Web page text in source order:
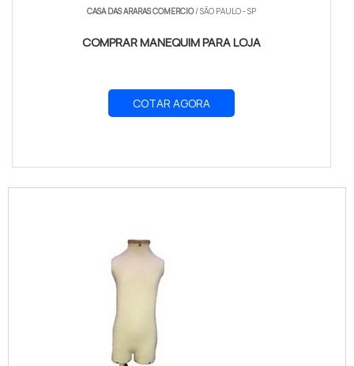
CASA DAS ARARAS COMERCIO/ SÃO PAULO - SP
COMPRAR MANEQUIM PARA LOJA
COTAR AGORA